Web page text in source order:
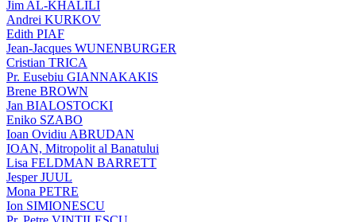
Jim AL-KHALILI
Andrei KURKOV
Edith PIAF
Jean-Jacques WUNENBURGER
Cristian TRICA
Pr. Eusebiu GIANNAKAKIS
Brene BROWN
Jan BIALOSTOCKI
Eniko SZABO
Ioan Ovidiu ABRUDAN
IOAN, Mitropolit al Banatului
Lisa FELDMAN BARRETT
Jesper JUUL
Mona PETRE
Ion SIMIONESCU